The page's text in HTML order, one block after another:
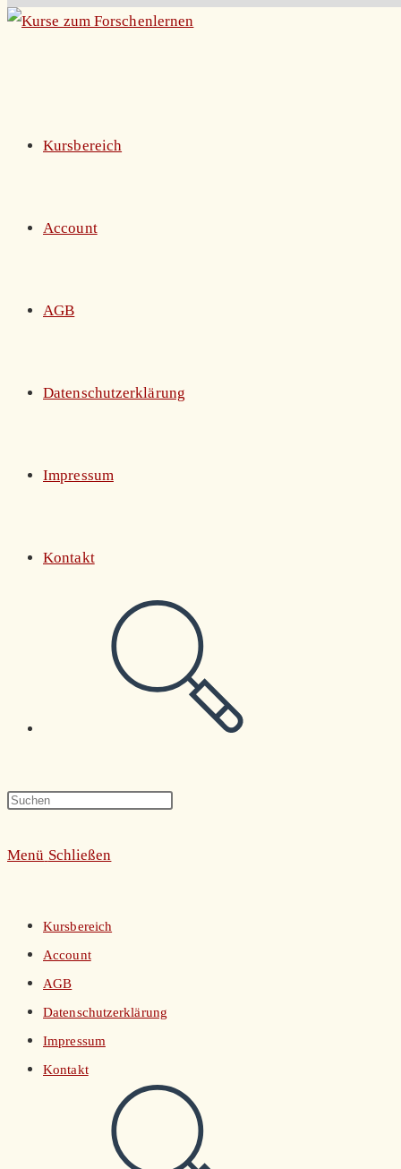
Zum
Kursbereich
Account
AGB
Datenschutzerklärung
Impressum
Kontakt
umschalten
Press
Menü Schließen
Kursbereich
Account
AGB
Datenschutzerklärung
Impressum
Kontakt